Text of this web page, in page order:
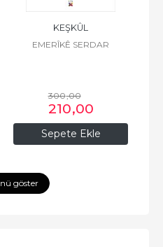
Sepete Ekle
KEŞKÛL
EMERÎKÊ SERDAR
300,00
210,00
göster